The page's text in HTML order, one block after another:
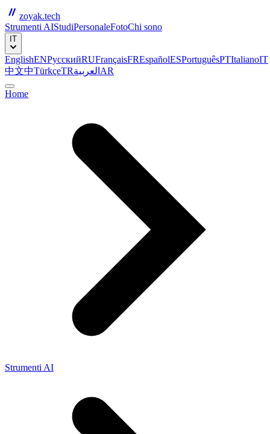
zoyak.tech
Strumenti AIStudiPersonaleFotoChi sono
IT
EnglishENРусскийRUFrançaisFREspañolESPortuguêsPTItalianoIT
中文中TürkçeTRالعربية AR
Home
Strumenti AI